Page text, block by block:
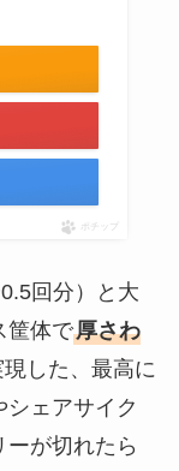
ポチップ
回分）と大
筐体で厚さわ
した、最高に
ェアサイク
が切れたら